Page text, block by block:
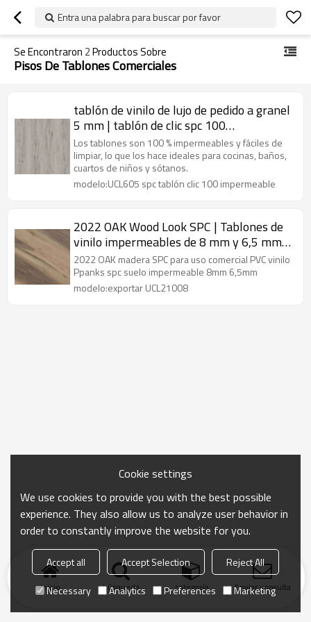
Entra una palabra para buscar por favor
Se Encontraron 2Productos Sobre
Pisos De Tablones Comerciales
tablón de vinilo de lujo de pedido a granel
5 mm | tablón de clic spc 100
impermeable | vinilo lvt gris de la mejor
calidad
Los tablones son 100 % impermeables y fáciles de
limpiar, lo que los hace ideales para cocinas, baños,
cuartos de niños y sótanos.
modelo:UCL605 spc tablón clic 100 impermeable
2022 OAK Wood Look SPC | Tablones de
vinilo impermeables de 8 mm y 6,5 mm |
Exportación de pisos de pvc UCL21008
2022 OAK madera SPC para uso comercial PVC vinilo
Ppanks spc suelo impermeable 8mm 6,5mm
modelo:exportar UCL21008
Inicio búsqueda categoría Enviar consulta
Cookie settings
We use cookies to provide you with the best possible
experience. They also allow us to analyze user behavior in
order to constantly improve the website for you.
Accept all Accept Selection
Reject All
Necessary
Analytics Preferences Marketing